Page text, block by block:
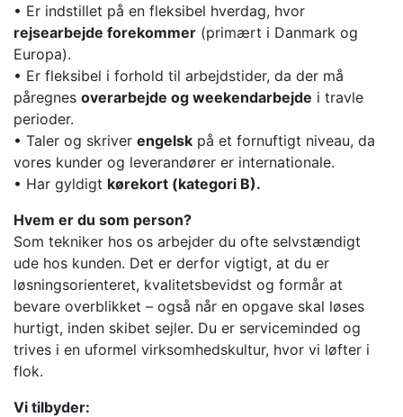
• Er indstillet på en fleksibel hverdag, hvor
rejsearbejde forekommer (primært i Danmark og
Europa).
• Er fleksibel i forhold til arbejdstider, da der må
påregnes overarbejde og weekendarbejde i travle
perioder.
• Taler og skriver engelsk på et fornuftigt niveau, da
vores kunder og leverandører er internationale.
• Har gyldigt kørekort (kategori B).
Hvem er du som person?
Som tekniker hos os arbejder du ofte selvstændigt
ude hos kunden. Det er derfor vigtigt, at du er
løsningsorienteret, kvalitetsbevidst og formår at
bevare overblikket – også når en opgave skal løses
hurtigt, inden skibet sejler. Du er serviceminded og
trives i en uformel virksomhedskultur, hvor vi løfter i
flok.
Vi tilbyder: